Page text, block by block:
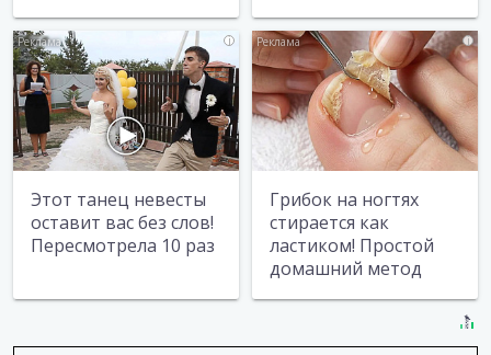
i
Этот танец невесты
оставит вас без слов!
Пересмотрела 10 раз
i
Грибок на ногтях
стирается как
ластиком! Простой
домашний метод